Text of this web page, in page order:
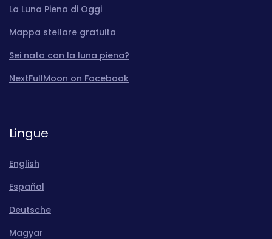
La Luna Piena di Oggi
Mappa stellare gratuita
Sei nato con la luna piena?
NextFullMoon on Facebook
Lingue
English
Español
Deutsche
Magyar